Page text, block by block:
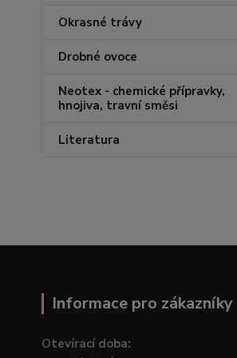
Okrasné trávy
Drobné ovoce
Neotex - chemické přípravky,
hnojiva, travní směsi
Literatura
Informace pro zákazníky
Otevírací doba: